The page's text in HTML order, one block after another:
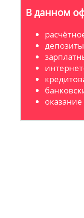
В данном
депозиты